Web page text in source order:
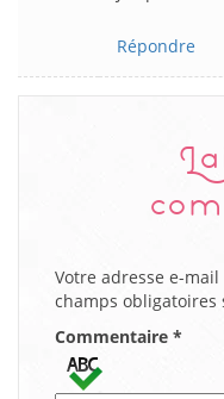
Répondre
Votre adresse e-
champs obligatoires
Commentaire *